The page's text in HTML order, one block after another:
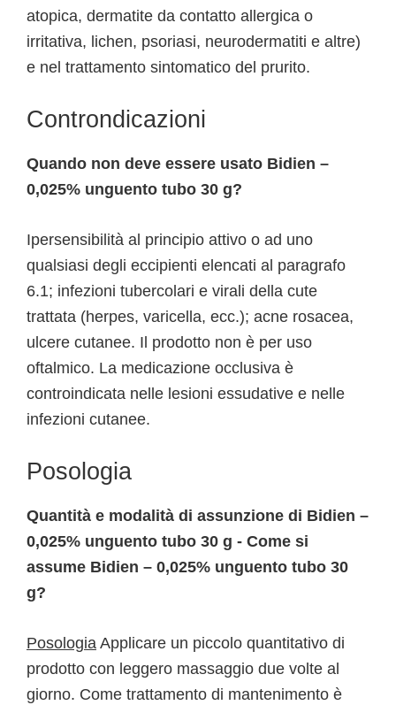
atopica, dermatite da contatto allergica o
irritativa, lichen, psoriasi, neurodermatiti e altre)
e nel trattamento sintomatico del prurito.
Controndicazioni
Quando non deve essere usato Bidien –
0,025% unguento tubo 30 g?
Ipersensibilità al principio attivo o ad uno
qualsiasi degli eccipienti elencati al paragrafo
6.1; infezioni tubercolari e virali della cute
trattata (herpes, varicella, ecc.); acne rosacea,
ulcere cutanee. Il prodotto non è per uso
oftalmico. La medicazione occlusiva è
controindicata nelle lesioni essudative e nelle
infezioni cutanee.
Posologia
Quantità e modalità di assunzione di Bidien –
0,025% unguento tubo 30 g - Come si
assume Bidien – 0,025% unguento tubo 30
g?
Posologia Applicare un piccolo quantitativo di
prodotto con leggero massaggio due volte al
giorno. Come trattamento di mantenimento è